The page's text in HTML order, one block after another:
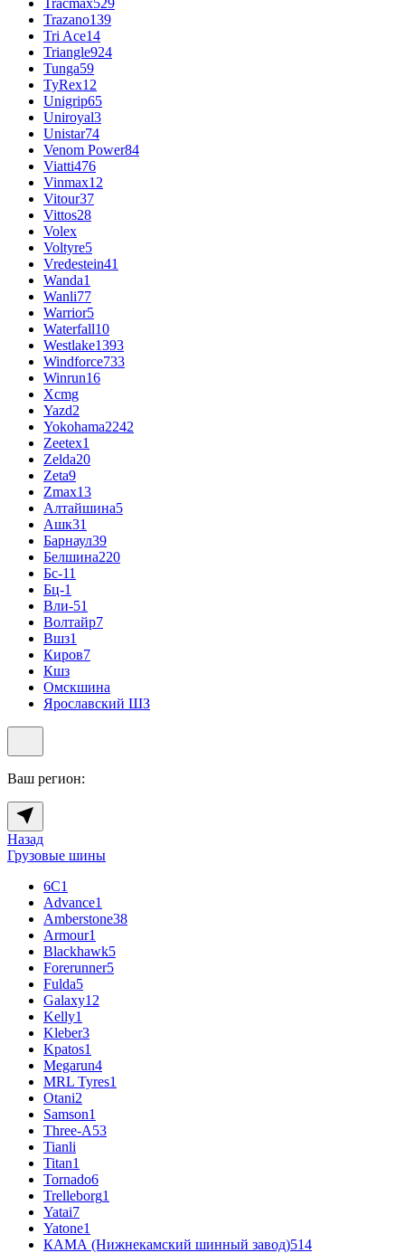
Trazano139
Tri Ace14
Triangle924
Tunga59
TyRex12
Unigrip65
Uniroyal3
Unistar74
Venom Power84
Viatti476
Vinmax12
Vitour37
Vittos28
Volex
Voltyre5
Vredestein41
Wanda1
Wanli77
Warrior5
Waterfall10
Westlake1393
Windforce733
Winrun16
Xcmg
Yazd2
Yokohama2242
Zeetex1
Zelda20
Zeta9
Zmax13
Алтайшина5
Ашк31
Барнаул39
Белшина220
Бс-11
Бц-1
Вли-51
Волтайр7
Вшз1
Киров7
Кшз
Омскшина
Ярославский ШЗ
Ваш регион:
Назад
Грузовые шины
6С1
Advance1
Amberstone38
Armour1
Blackhawk5
Forerunner5
Fulda5
Galaxy12
Kelly1
Kleber3
Kpatos1
Megarun4
MRL Tyres1
Otani2
Samson1
Three-A53
Tianli
Titan1
Tornado6
Trelleborg1
Yatai7
Yatone1
КАМА (Нижнекамский шинный завод)514